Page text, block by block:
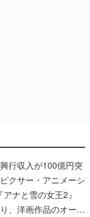
行収入が100億円突
クサー・アニメーシ
ナと雪の女王2』
、洋画作品のオープ